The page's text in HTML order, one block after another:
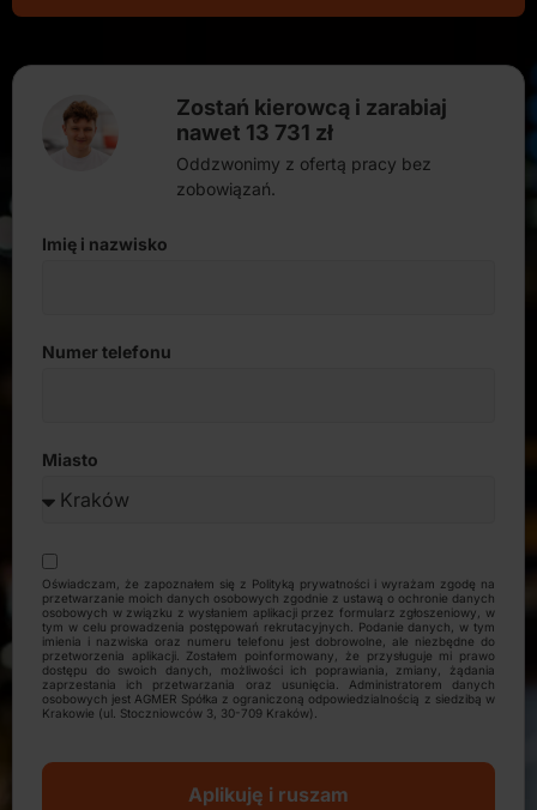
Zostań kierowcą i zarabiaj
nawet 13 731 zł
Oddzwonimy z ofertą pracy bez
zobowiązań.
Imię i nazwisko
Numer telefonu
Miasto
Oświadczam, że zapoznałem się z Polityką prywatności i wyrażam zgodę na
przetwarzanie moich danych osobowych zgodnie z ustawą o ochronie danych
osobowych w związku z wysłaniem aplikacji przez formularz zgłoszeniowy, w
tym w celu prowadzenia postępowań rekrutacyjnych. Podanie danych, w tym
imienia i nazwiska oraz numeru telefonu jest dobrowolne, ale niezbędne do
przetworzenia aplikacji. Zostałem poinformowany, że przysługuje mi prawo
dostępu do swoich danych, możliwości ich poprawiania, zmiany, żądania
zaprzestania ich przetwarzania oraz usunięcia. Administratorem danych
osobowych jest AGMER Spółka z ograniczoną odpowiedzialnością z siedzibą w
Krakowie (ul. Stoczniowców 3, 30-709 Kraków).
Aplikuję i ruszam